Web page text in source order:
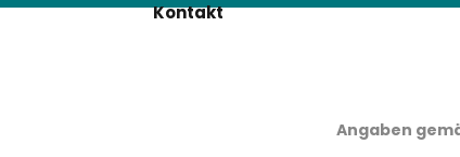
Kontakt
Angaben